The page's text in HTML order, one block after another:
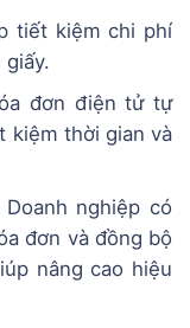
tiết kiệm chi phí
đơn điện tử tự
kiệm thời gian và
nghiệp có
đơn và đồng bộ
nâng cao hiệu